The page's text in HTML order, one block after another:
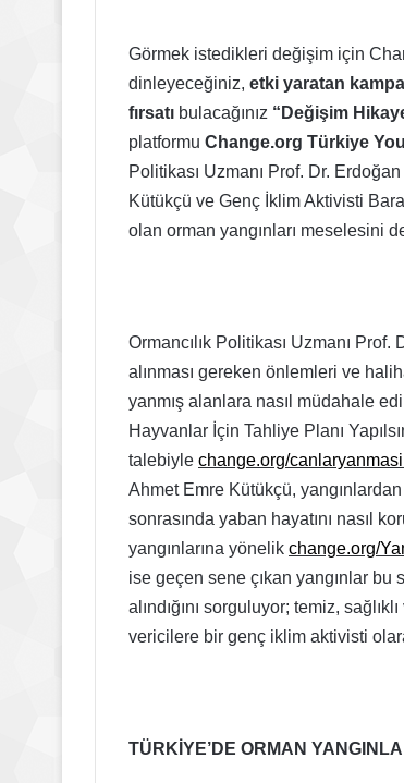
Görmek istedikleri değişim için
dinleyeceğiniz, etki yaratan
fırsatı bulacağınız “Değişim
platformu Change.org Türkiye
Politikası Uzmanı Prof. Dr.
Kütükçü ve Genç İklim Aktivisti
olan orman yangınları meselesini
Ormancılık Politikası Uzmanı
alınması gereken önlemleri ve
yanmış alanlara nasıl müdahale
Hayvanlar İçin Tahliye Planı
talebiyle change.org/
Ahmet Emre Kütükçü,
sonrasında yaban hayatını nasıl
yangınlarına yönelik change.org/
ise geçen sene çıkan yangınlar bu
alındığını sorguluyor; temiz,
vericilere bir genç iklim aktivisti
TÜRKİYE’DE ORMAN